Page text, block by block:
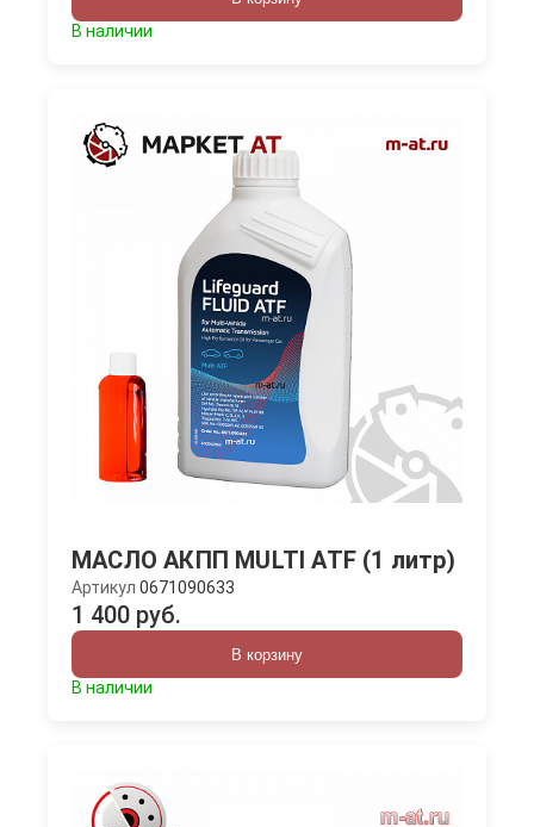
В наличии
МАСЛО АКПП MULTI ATF (1 литр)
Артикул 0671090633
1 400 руб.
В корзину
В наличии